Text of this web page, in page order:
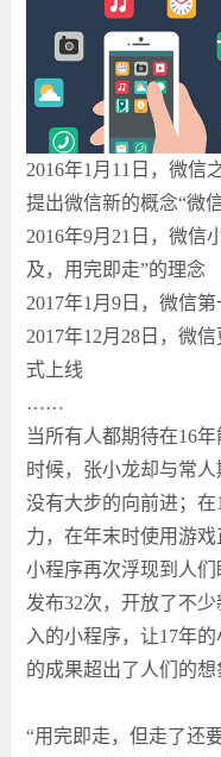
2016年1月11日，微信
提出微信新的概念“微
2016年9月21日，微信
及，用完即走”的理念
2017年1月9日，微信
2017年12月28日，微
式上线
……
当所有人都期待在16
时候，张小龙却与常
没有大步的向前进；
力，在年末时使用游
小程序再次浮现到人
发布32次，开放了不
入的小程序，让17年
的成果超出了人们的想
“用完即走，但走了还